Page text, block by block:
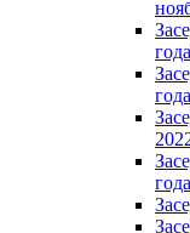
года
года
года